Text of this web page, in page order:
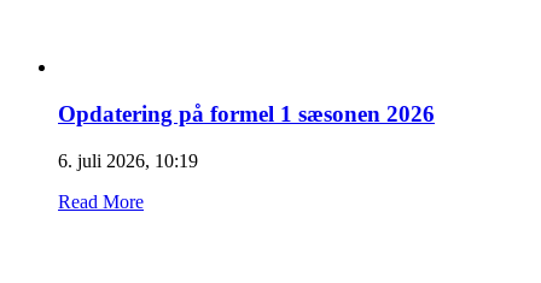
Opdatering på formel 1 sæsonen 2026
6. juli 2026, 10:19
Read More